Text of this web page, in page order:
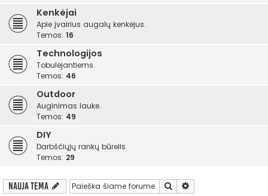
Kenkėjai
Apie įvairius augalų kenkėjus.
Temos: 16
Technologijos
Tobulėjantiems.
Temos: 46
Outdoor
Auginimas lauke.
Temos: 49
DIY
Darbščiųjų rankų būrelis.
Temos: 29
Nauja tema Ieškoti